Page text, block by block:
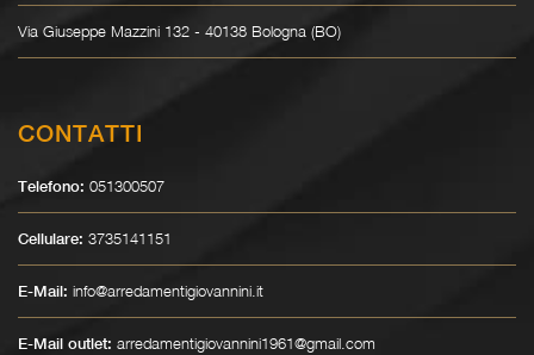
Via Giuseppe Mazzini 132 - 40138 Bologna (BO)
CONTATTI
Telefono: 051300507
Cellulare: 3735141151
E-Mail: info@arredamentigiovannini.it
E-Mail outlet: arredamentigiovannini1961@gmail.com